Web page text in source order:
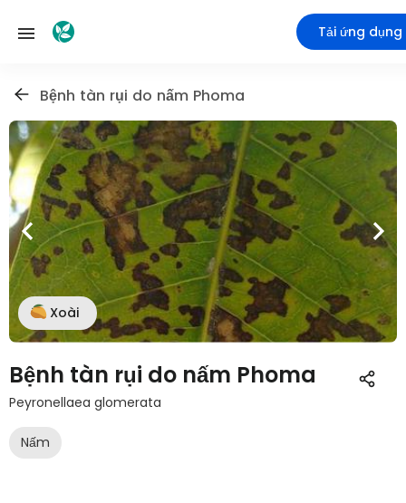
Tải ứng dụng
Bệnh tàn rụi do nấm Phoma
Xoài
Bệnh tàn rụi do nấm Phoma
Peyronellaea glomerata
Nấm